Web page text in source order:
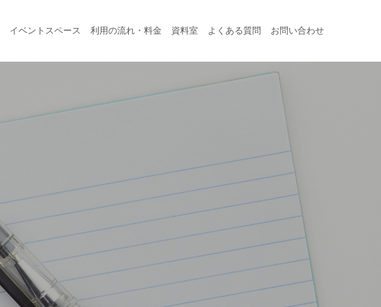
イベントスペース 利用の流れ・料金 資料室 よくある質問 お問い合わせ